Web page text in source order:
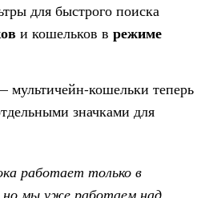
для быстрого поиска
и кошельков в режиме
мультичейн-кошельки теперь
значками для
работает только в
но мы уже работаем над